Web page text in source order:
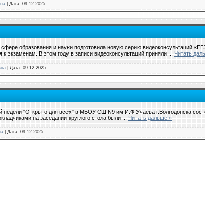
| Дата: 09.12.2025
образования и науки подготовила новую серию видеоконсультаций
экзаменам. В этом году в записи видеоконсультаций приняли
Читать
| Дата: 09.12.2025
недели "Открыто для всех" в МБОУ СШ N9 им.И.Ф.Учаева г.Волгодонска
на заседании круглого стола были
Читать дальше »
| Дата: 09.12.2025